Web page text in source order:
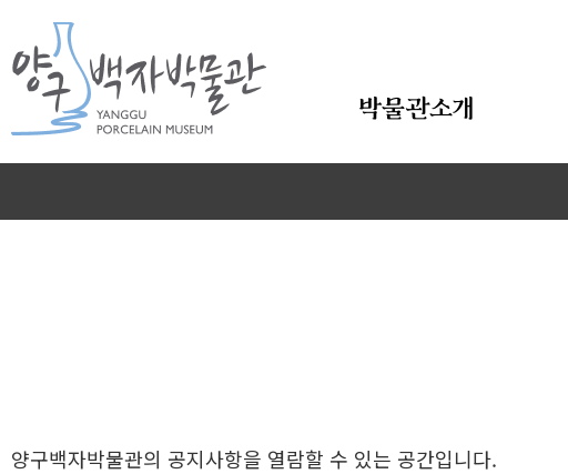
박물관소개
양구백자박물관의 공지사항을 열람할 수 있는 공간입니다.